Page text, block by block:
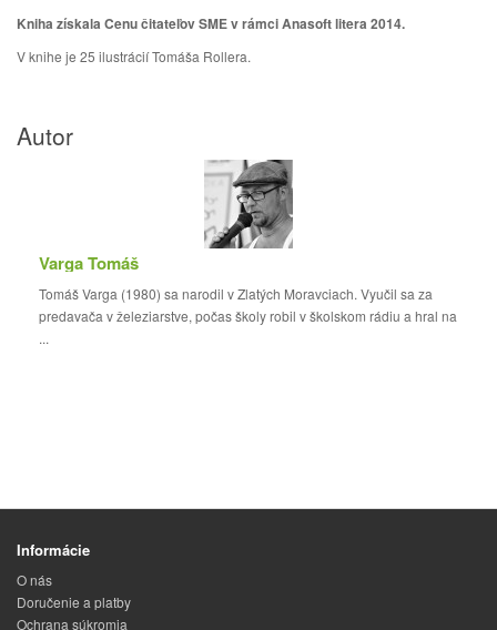
Kniha získala Cenu čitateľov SME v rámci Anasoft litera 2014.
V knihe je 25 ilustrácií Tomáša Rollera.
Autor
Varga Tomáš
Tomáš Varga (1980) sa narodil v Zlatých Moravciach. Vyučil sa za
predavača v železiarstve, počas školy robil v školskom rádiu a hral na
...
Informácie
O nás
Doručenie a platby
Ochrana súkromia